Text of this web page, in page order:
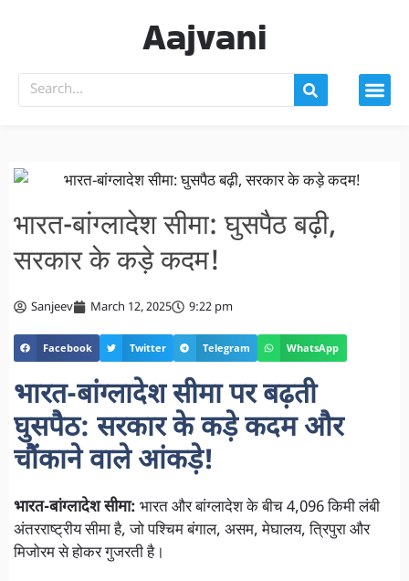
Aajvani
भारत-बांग्लादेश सीमा: घुसपैठ बढ़ी,
सरकार के कड़े कदम!
Sanjeev March 12, 2025 9:22 pm
Facebook Twitter Telegram WhatsApp
भारत-बांग्लादेश सीमा पर बढ़ती
घुसपैठ: सरकार के कड़े कदम और
चौंकाने वाले आंकड़े!
भारत-बांग्लादेश सीमा: भारत और बांग्लादेश के बीच 4,096 किमी लंबी
अंतरराष्ट्रीय सीमा है, जो पश्चिम बंगाल, असम, मेघालय, त्रिपुरा और
मिजोरम से होकर गुजरती है।